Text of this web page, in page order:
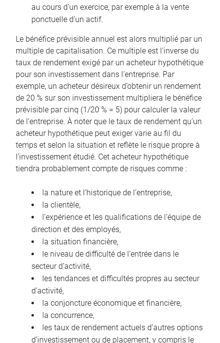
au cours d’un exercice, par exemple à la vente
ponctuelle d’un actif.
Le bénéfice prévisible annuel est alors multiplié par un
multiple de capitalisation. Ce multiple est l’inverse du
taux de rendement exigé par un acheteur hypothétique
pour son investissement dans l’entreprise. Par
exemple, un acheteur désireux d’obtenir un rendement
de 20 % sur son investissement multipliera le bénéfice
prévisible par cinq (1/20 % = 5) pour calculer la valeur
de l’entreprise. À noter que le taux de rendement qu’un
acheteur hypothétique peut exiger varie au fil du
temps et selon la situation et reflète le risque propre à
l’investissement étudié. Cet acheteur hypothétique
tiendra probablement compte de risques comme :
la nature et l’historique de l’entreprise,
la clientèle,
l’expérience et les qualifications de l’équipe de
direction et des employés,
la situation financière,
le niveau de difficulté de l’entrée dans le
secteur d’activité,
les tendances et difficultés propres au secteur
d’activité,
la conjoncture économique et financière,
la concurrence,
les taux de rendement actuels d’autres options
d’investissement ou de placement, y compris le